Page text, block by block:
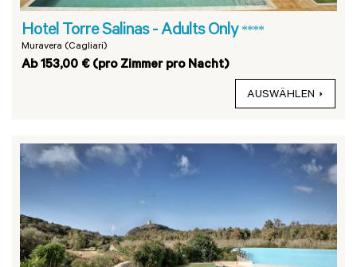
Hotel Torre Salinas - Adults Only ****
Muravera (Cagliari)
Ab 153,00 € (pro Zimmer pro Nacht)
AUSWÄHLEN